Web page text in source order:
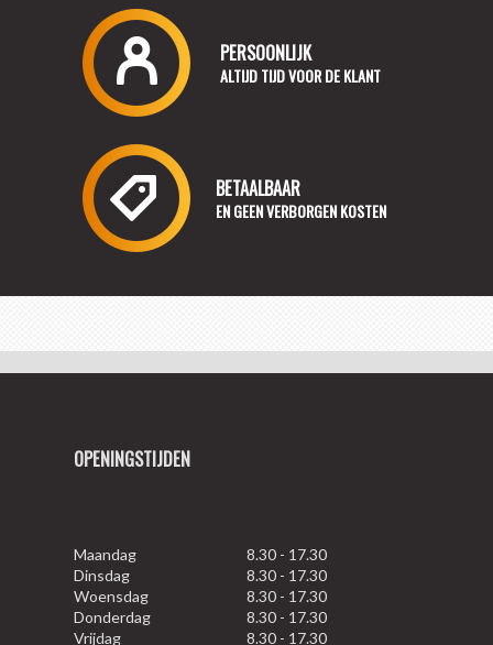
PERSOONLIJK
ALTIJD TIJD VOOR DE KLANT
BETAALBAAR
EN GEEN VERBORGEN KOSTEN
OPENINGSTIJDEN
Maandag
Dinsdag
Woensdag
Donderdag
Vrijdag
8.30 - 17.30
8.30 - 17.30
8.30 - 17.30
8.30 - 17.30
8.30 - 17.30